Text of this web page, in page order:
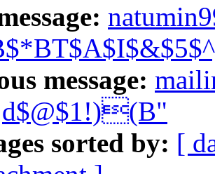
message:
sorted by: [